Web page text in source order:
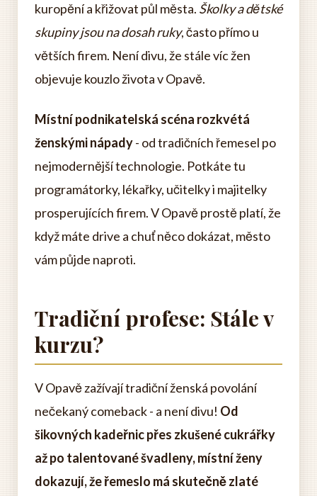
kuropění a křižovat půl města. Školky a dětské
skupiny jsou na dosah ruky, často přímo u
větších firem. Není divu, že stále víc žen
objevuje kouzlo života v Opavě.
Místní podnikatelská scéna rozkvétá
ženskými nápady- od tradičních řemesel po
nejmodernější technologie. Potkáte tu
programátorky, lékařky, učitelky i majitelky
prosperujících firem. V Opavě prostě platí, že
když máte drive a chuť něco dokázat, město
vám půjde naproti.
Tradiční profese: Stále v
kurzu?
V Opavě zažívají tradiční ženská povolání
nečekaný comeback - a není divu! Od
šikovných kadeřnic přes zkušené cukrářky
až po talentované švadleny, místní ženy
dokazují, že řemeslo má skutečně zlaté